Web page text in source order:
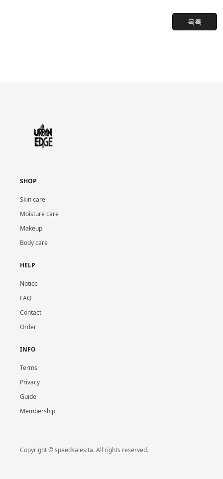
목록
SHOP
Skin care
Moisture care
Makeup
Body care
HELP
Notice
FAQ
Contact
Order
INFO
Terms
Privacy
Guide
Membership
Copyright © speedsalesita. All rights reserved.